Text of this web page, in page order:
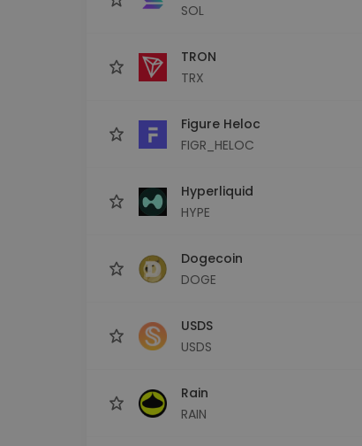
SOL
TRON
TRX
Figure Heloc
FIGR_HELOC
Hyperliquid
HYPE
Dogecoin
DOGE
USDS
USDS
Rain
RAIN